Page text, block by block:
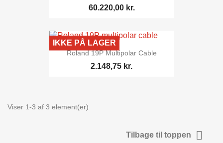
60.220,00 kr.
Roland 19P Multipolar Cable
2.148,75 kr.
IKKE PÅ LAGER
Viser 1-3 af 3 element(er)
Tilbage til toppen 